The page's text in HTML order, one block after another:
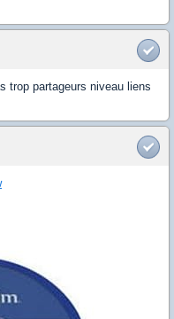
trop partageurs niveau liens